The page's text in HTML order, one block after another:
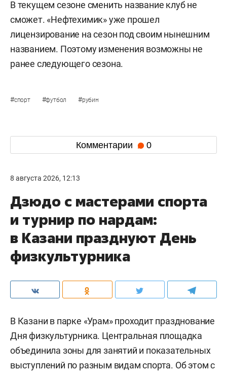
В текущем сезоне сменить название клуб не
сможет. «Нефтехимик» уже прошел
лицензирование на сезон под своим нынешним
названием. Поэтому изменения возможны не
ранее следующего сезона.
#спорт #футбол #рубин
Комментарии 0
8 августа 2026, 12:13
Дзюдо с мастерами спорта
и турнир по нардам:
в Казани празднуют День
физкультурника
В Казани в парке «Урам» проходит празднование
Дня физкультурника. Центральная площадка
объединила зоны для занятий и показательных
выступлений по разным видам спорта. Об этом с